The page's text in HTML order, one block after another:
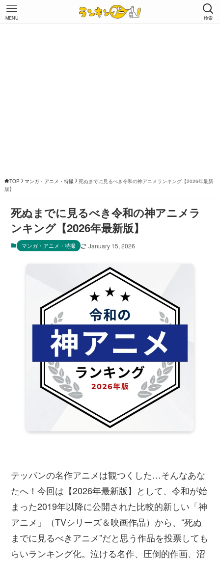
検索
MENU
TOP マンガ・アニメ・特撮
死ぬまでに見るべき令和の神アニメランキング【2026年最新
版】
死ぬまでに見るべき令和の神アニメラ
ンキング【2026年最新版】
マンガ・アニメ・特撮 January 15, 2026
テッパンの名作アニメは観つくした…そんなあな
たへ！今回は【2026年最新版】として、令和が始
まった2019年以降に公開された比較的新しい「神
アニメ」（TVシリーズ＆映画作品）から、“死ぬ
までに見るべきアニメ”だと思う作品を投票しても
らいランキング化。泣ける名作、圧倒的作画、沼